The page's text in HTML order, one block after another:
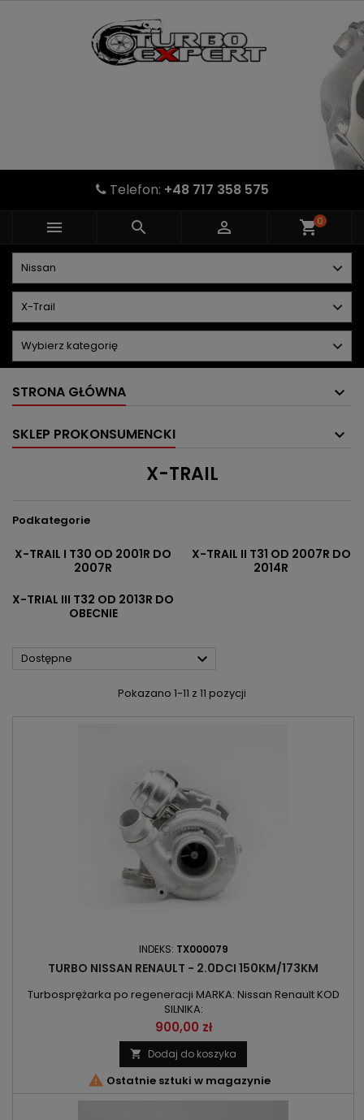
Telefon: +48 717 358 575
   shopping_cart0
STRONA GŁÓWNA
SKLEP PROKONSUMENCKI
X-TRAIL
Podkategorie
X-TRAIL I T30 OD 2001R DO
2007R
X-TRAIL II T31 OD 2007R DO
2014R
X-TRIAL III T32 OD 2013R DO
OBECNIE
Dostępne 
Pokazano 1-11 z 11 pozycji
INDEKS: TX000079
TURBO NISSAN RENAULT - 2.0DCI 150KM/173KM
Turbosprężarka po regeneracji MARKA: Nissan Renault KOD
SILNIKA:
M9R/M9R742/M9R744/M9R802/M9R805/M9R814/M9R816/M9R820
POJEMNOŚĆ: 1995ccm 2.0DCI MOC: 110kW/150KM /
127kW/173KM ROK PRODUKCJI: 2007r
Cena
900,00 zł
 Dodaj do koszyka
 Ostatnie sztuki w magazynie